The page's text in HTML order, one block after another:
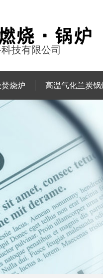
技有限公司
烧炉 高温气化兰炭锅